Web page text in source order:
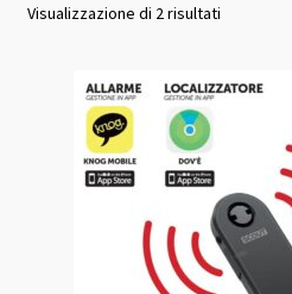
Corso meccanico bici
Visualizzazione di 2 risultatiValutazione